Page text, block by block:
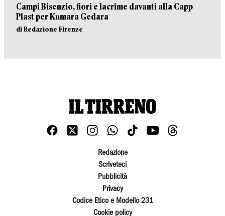
Campi Bisenzio, fiori e lacrime davanti alla Capp
Plast per Kumara Gedara
di Redazione Firenze
Redazione
Scriveteci
Pubblicità
Privacy
Codice Etico e Modello 231
Cookie policy